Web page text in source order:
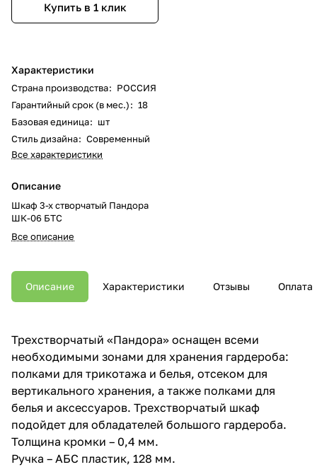
Купить в 1 клик
Характеристики
Страна производства: РОССИЯ
Гарантийный срок (в мес.): 18
Базовая единица: шт
Стиль дизайна: Современный
Все характеристики
Описание
Шкаф 3-х створчатый Пандора
ШК-06 БТС
Все описание
Описание Характеристики Отзывы Оплата
Трехстворчатый «Пандора» оснащен всеми
необходимыми зонами для хранения гардероба:
полками для трикотажа и белья, отсеком для
вертикального хранения, а также полками для
белья и аксессуаров. Трехстворчатый шкаф
подойдет для обладателей большого гардероба.
Толщина кромки – 0,4 мм.
Ручка – АБС пластик, 128 мм.